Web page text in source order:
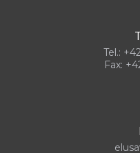
Tel.:
Fax: